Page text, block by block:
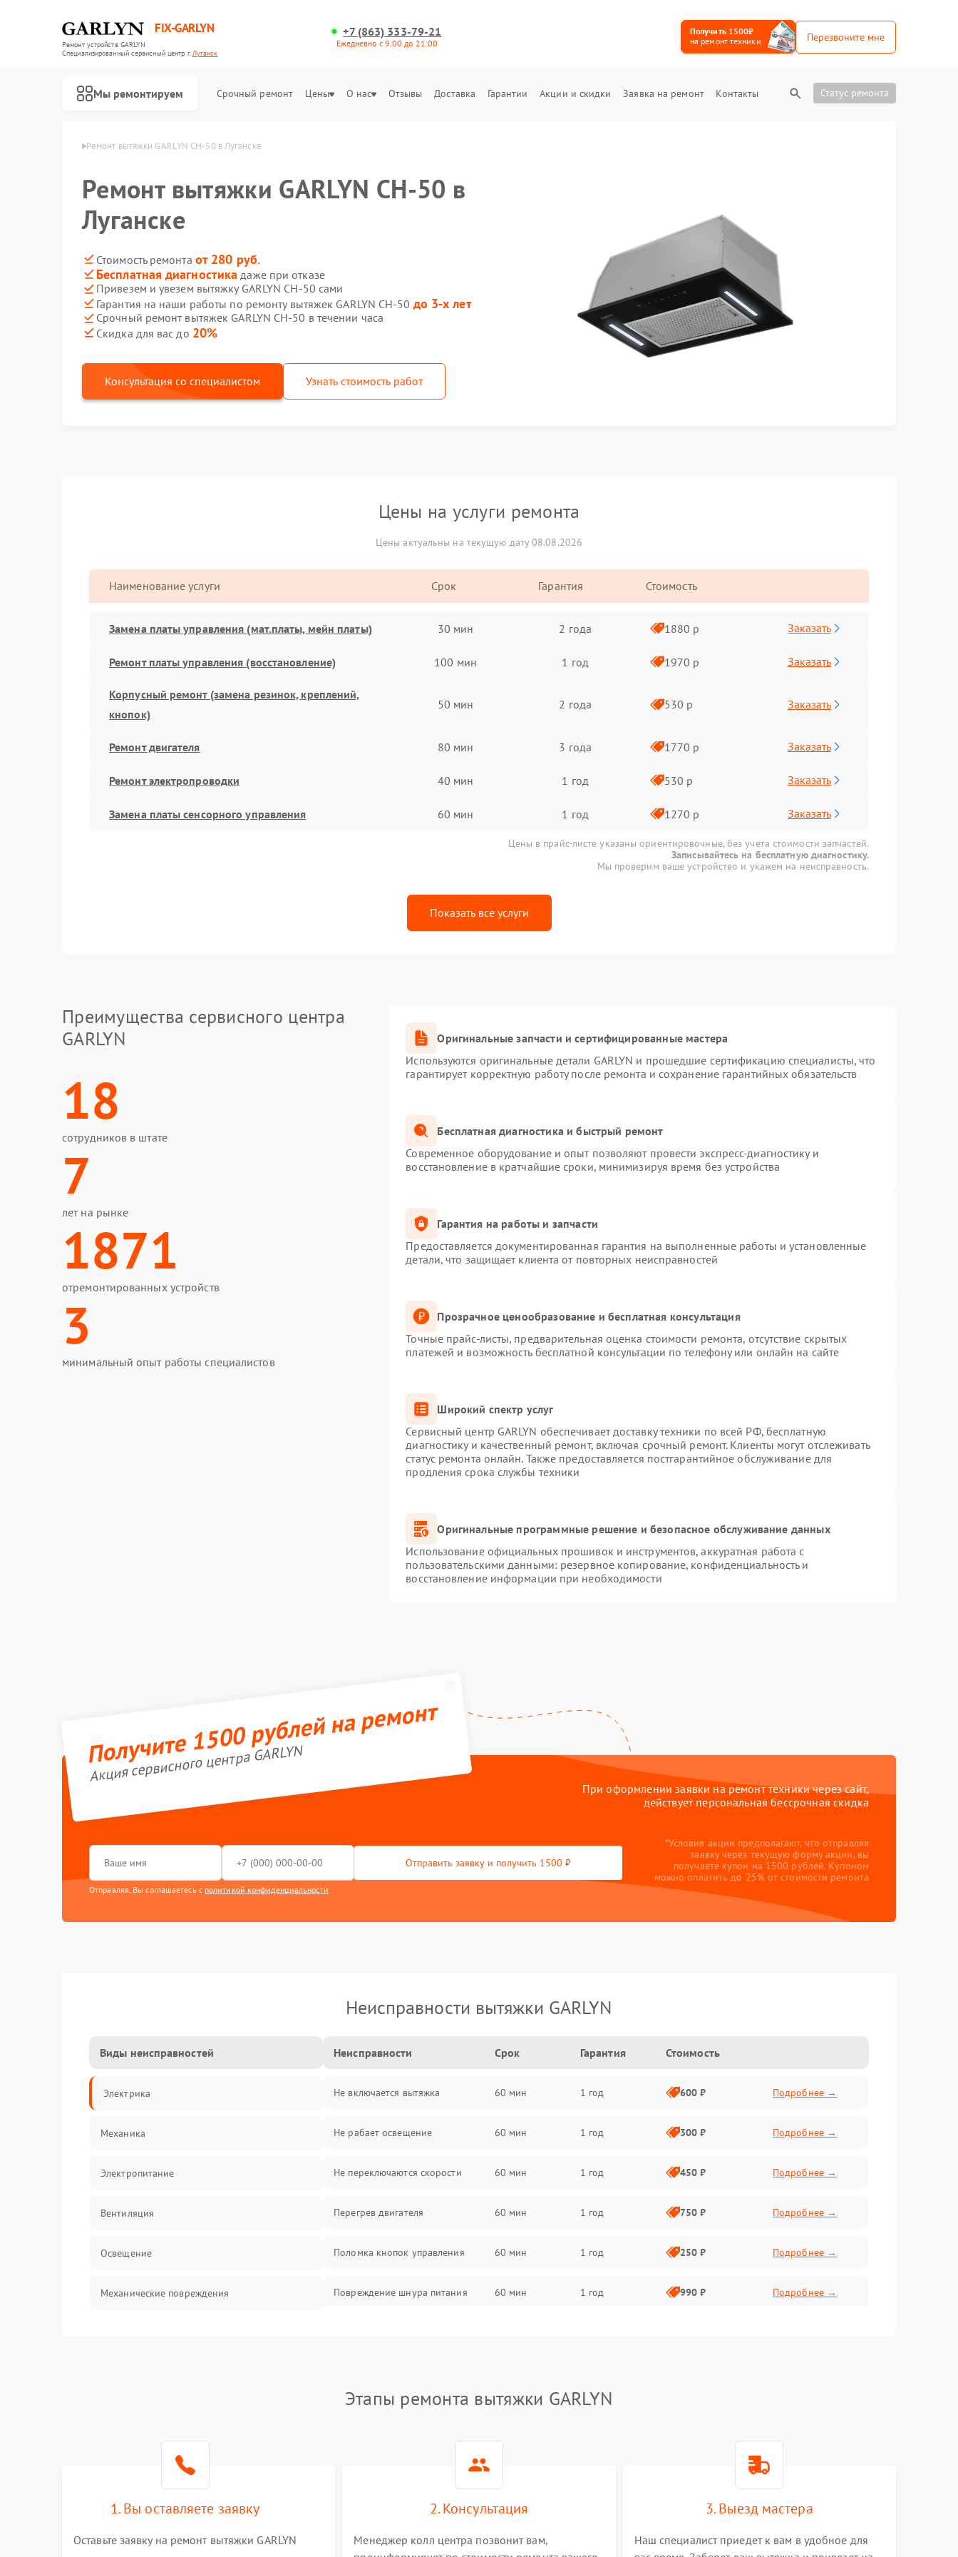
FIX-GARLYN
Ремонт устройств GARLYN
Специализированный cервисный центр г.Луганск
+7 (863) 333-79-21
Ежедневно с 9:00 до 21:00
Получить 1500₽
на ремонт техники
Перезвоните мне
Мы ремонтируем Срочный ремонт Цены О нас Отзывы Доставка Гарантии Акции и скидки Заявка на ремонт Контакты Статус ремонта
Ремонт вытяжки GARLYN CH-50 в Луганске
Ремонт вытяжки GARLYN CH-50 в
Луганске
Стоимость ремонта от 280 руб.
Бесплатная диагностика даже при отказе
Привезем и увезем вытяжку GARLYN CH-50 сами
Гарантия на наши работы по ремонту вытяжек GARLYN CH-50 до 3-х лет
Срочный ремонт вытяжек GARLYN CH-50 в течении часа
Скидка для вас до 20%
Консультация со специалистом Узнать стоимость работ
Цены на услуги ремонта
Цены актуальны на текущую дату 08.08.2026
Наименование услуги Срок Гарантия Стоимость
Замена платы управления (мат.платы, мейн платы) 30 мин 2 года 1880 р Заказать
Ремонт платы управления (восстановление) 100 мин 1 год 1970 р Заказать
Корпусный ремонт (замена резинок, креплений,
кнопок)
50 мин 2 года 530 р Заказать
Ремонт двигателя 80 мин 3 года 1770 р Заказать
Ремонт электропроводки 40 мин 1 год 530 р Заказать
Замена платы сенсорного управления 60 мин 1 год 1270 р Заказать
Цены в прайс-листе указаны ориентировочные, без учета стоимости запчастей.
Записывайтесь на бесплатную диагностику.
Мы проверим ваше устройство и укажем на неисправность.
Показать все услуги
Преимущества сервисного центра
GARLYN
18
сотрудников в штате
7
лет на рынке
1871
отремонтированных устройств
3
минимальный опыт работы специалистов
Оригинальные запчасти и сертифицированные мастера
Используются оригинальные детали GARLYN и прошедшие сертификацию специалисты, что
гарантирует корректную работу после ремонта и сохранение гарантийных обязательств
Бесплатная диагностика и быстрый ремонт
Современное оборудование и опыт позволяют провести экспресс-диагностику и
восстановление в кратчайшие сроки, минимизируя время без устройства
Гарантия на работы и запчасти
Предоставляется документированная гарантия на выполненные работы и установленные
детали, что защищает клиента от повторных неисправностей
Прозрачное ценообразование и бесплатная консультация
Точные прайс-листы, предварительная оценка стоимости ремонта, отсутствие скрытых
платежей и возможность бесплатной консультации по телефону или онлайн на сайте
Широкий спектр услуг
Сервисный центр GARLYN обеспечивает доставку техники по всей РФ, бесплатную
диагностику и качественный ремонт, включая срочный ремонт. Клиенты могут отслеживать
статус ремонта онлайн. Также предоставляется постгарантийное обслуживание для
продления срока службы техники
Оригинальные программные решение и безопасное обслуживание данных
Использование официальных прошивок и инструментов, аккуратная работа с
пользовательскими данными: резервное копирование, конфиденциальность и
восстановление информации при необходимости
Получите 1500 рублей на ремонт
Акция сервисного центра GARLYN
При оформлении заявки на ремонт техники через сайт,
действует персональная бессрочная скидка
Отправить заявку и получить 1500 ₽
Отправляя, Вы соглашаетесь с политикой конфиденциальности
*Условия акции предполагают, что отправляя
заявку через текущую форму акции, вы
получаете купон на 1500 рублей. Купоном
можно оплатить до 25% от стоимости ремонта
Неисправности вытяжки GARLYN
Виды неисправностей
Электрика
Механика
Электропитание
Вентиляция
Освещение
Механические повреждения
Неисправности Срок Гарантия Стоимость
Не включается вытяжка 60 мин 1 год 600 ₽ Подробнее →
Не рабает освещение 60 мин 1 год 300 ₽ Подробнее →
Не переключаются скорости 60 мин 1 год 450 ₽ Подробнее →
Перегрев двигателя 60 мин 1 год 750 ₽ Подробнее →
Поломка кнопок управления 60 мин 1 год 250 ₽ Подробнее →
Повреждение шнура питания 60 мин 1 год 990 ₽ Подробнее →
Неисправность пускового
Этапы ремонта вытяжки GARLYN
1. Вы оставляете заявку
Оставьте заявку на ремонт вытяжки GARLYN
2. Консультация
Менеджер колл центра позвонит вам,
3. Выезд мастера
Наш специалист приедет к вам в удобное для